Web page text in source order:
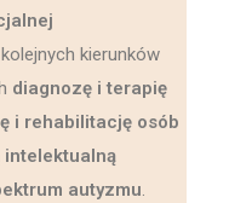
kierunków
diagnozę i terapię
i rehabilitację osób
intelektualną
autyzmu.